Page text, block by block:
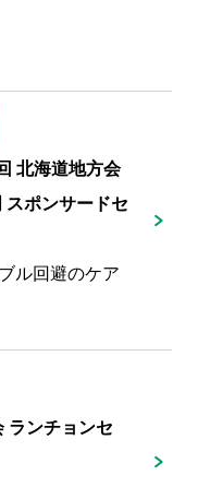
北海道地方会
ポンサードセ
ル回避のケア
ランチョンセ